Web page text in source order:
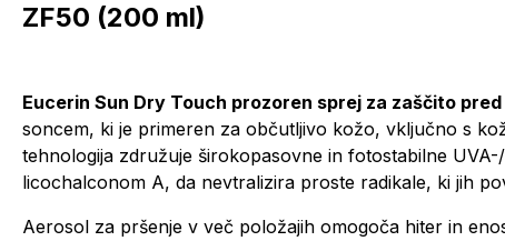
ZF50 (200 ml)
Eucerin Sun Dry Touch prozoren sprej za zaščito
soncem, ki je primeren za občutljivo kožo, vključno s
tehnologija združuje širokopasovne in fotostabilne
licochalconom A, da nevtralizira proste radikale, ki jih
Aerosol za pršenje v več položajih omogoča hiter in